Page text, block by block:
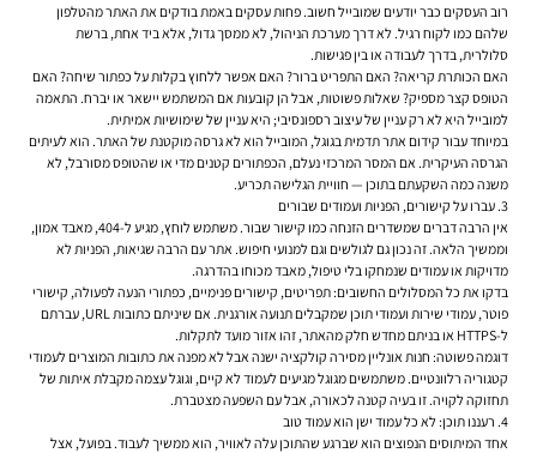
רוב העסקים כבר יודעים שמובייל חשוב. פחות עסקים באמת בודקים את האתר מהטלפון
שלהם כמו לקוח רגיל. לא דרך מערכת הניהול, לא ממסך גדול, אלא ביד אחת, ברשת
סלולרית, בדרך לעבודה או בין פגישות.
האם הכותרת קריאה? האם התפריט ברור? האם אפשר ללחוץ בקלות על כפתור שיחה? האם
הטופס קצר מספיק? שאלות פשוטות, אבל הן קובעות אם המשתמש יישאר או יברח. התאמה
למובייל היא לא רק עניין של עיצוב רספונסיבי; היא עניין של שימושיות אמיתית.
במיוחד עבור קידום אתר תדמית בגוגל, המובייל הוא לא גרסה מוקטנת של האתר. הוא לעיתים
הגרסה העיקרית. אם המסר המרכזי נעלם, הכפתורים קטנים מדי או שהטופס מסורבל, לא
משנה כמה השקעתם בתוכן — חוויית הגלישה תכריע.
3. עברו על קישורים, הפניות ועמודים שבורים
אין הרבה דברים שמשדרים הזנחה כמו קישור שבור. משתמש לוחץ, מגיע ל-404, מאבד אמון,
וממשיך הלאה. זה נכון גם לגולשים וגם למנועי חיפוש. אתר עם הרבה שגיאות, הפניות לא
מדויקות או עמודים שנמחקו בלי טיפול, מאבד מכוחו בהדרגה.
בדקו את כל המסלולים החשובים: תפריטים, קישורים פנימיים, כפתורי הנעה לפעולה, קישורי
פוטר, עמודי שירות ועמודי תוכן שמקבלים תנועה אורגנית. אם שיניתם כתובות URL, עברתם
ל-HTTPS או בניתם מחדש חלק מהאתר, זהו אזור מועד לתקלות.
דוגמה פשוטה: חנות אונליין מסירה קולקציה ישנה אבל לא מפנה את כתובות המוצרים לעמודי
קטגוריה רלוונטיים. משתמשים מגוגל מגיעים לעמוד לא קיים, וגוגל עצמה מקבלת איתות של
תחזוקה לקויה. זו בעיה קטנה לכאורה, אבל עם השפעה מצטברת.
4. רעננו תוכן: לא כל עמוד ישן הוא עמוד טוב
אחד המיתוסים הנפוצים הוא שברגע שהתוכן עלה לאוויר, הוא ממשיך לעבוד. בפועל, אצל